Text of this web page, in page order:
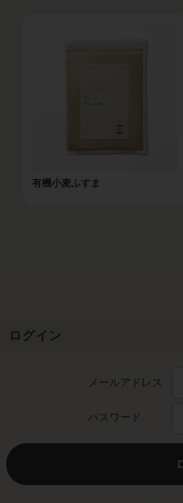
有機小麦ふすま
ログイン
メールアドレス
パスワード